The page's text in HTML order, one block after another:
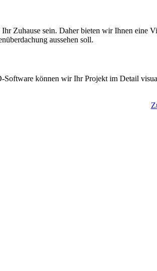
Zuhause sein. Daher bieten wir Ihnen
aussehen soll.
Software können wir Ihr Projekt im Detail